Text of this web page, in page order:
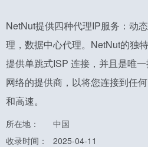
NetNut提供四种代理IP服务：动
理，数据中心代理。NetNut的独
提供单跳式ISP 连接，并且是唯
网络的提供商，以将您连接到任
和高速。
所在地：
中国
收录时间：
2025-04-11